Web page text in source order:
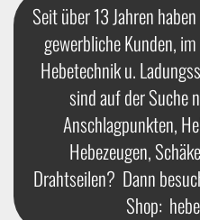
Seit über 13 Jahren
gewerbliche Kunden,
Hebetechnik u.
sind auf der Suche
Anschlagpunkten,
Hebezeugen,
Drahtseilen? Dann
Shop: